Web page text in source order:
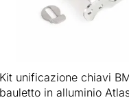
Kit unificazione chiavi
bauletto in alluminio